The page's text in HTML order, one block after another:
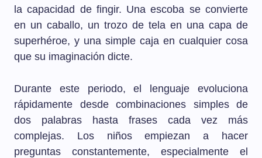
la capacidad de fingir. Una escoba se convierte
en un caballo, un trozo de tela en una capa de
superhéroe, y una simple caja en cualquier cosa
que su imaginación dicte.
Durante este periodo, el lenguaje evoluciona
rápidamente desde combinaciones simples de
dos palabras hasta frases cada vez más
complejas. Los niños empiezan a hacer
preguntas constantemente, especialmente el